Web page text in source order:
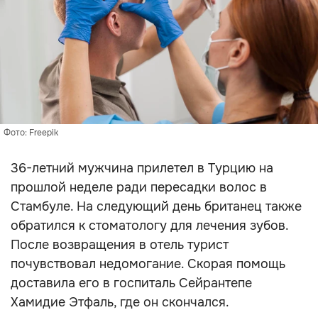
Фото: Freepik
36-летний мужчина прилетел в Турцию на
прошлой неделе ради пересадки волос в
Стамбуле. На следующий день британец также
обратился к стоматологу для лечения зубов.
После возвращения в отель турист
почувствовал недомогание. Скорая помощь
доставила его в госпиталь Сейрантепе
Хамидие Этфаль, где он скончался.